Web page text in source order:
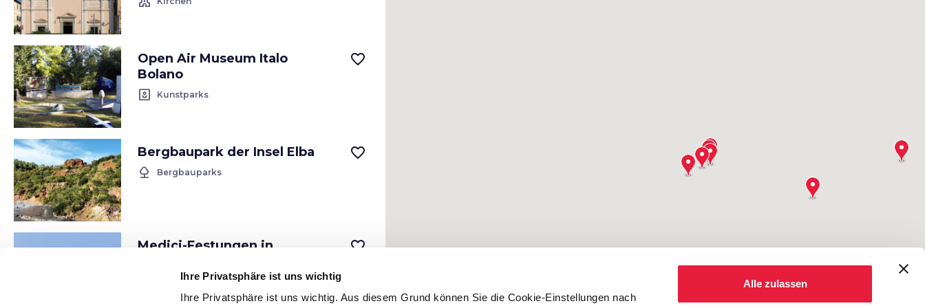
Ihre Privatsphäre ist uns wichtig
Ihre Privatsphäre ist uns wichtig. Aus diesem Grund können Sie die Cookie-Einstellungen nach
Alle zulassen
Open Air Museum Italo
Bolano
yard Kunstparks
favorite_border
Bergbaupark der Insel Elba
nature Bergbauparks
favorite_border
Medici-Festungen in
Historische Gebäude
favorite_border